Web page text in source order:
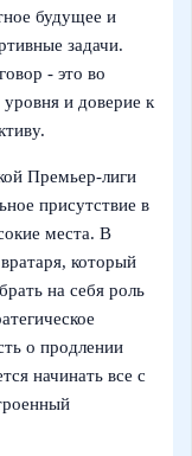
будущее и
задачи.
- это во
и доверие к
Премьер‑лиги
присутствие в
места. В
который
на себя роль
о продлении
начинать все с